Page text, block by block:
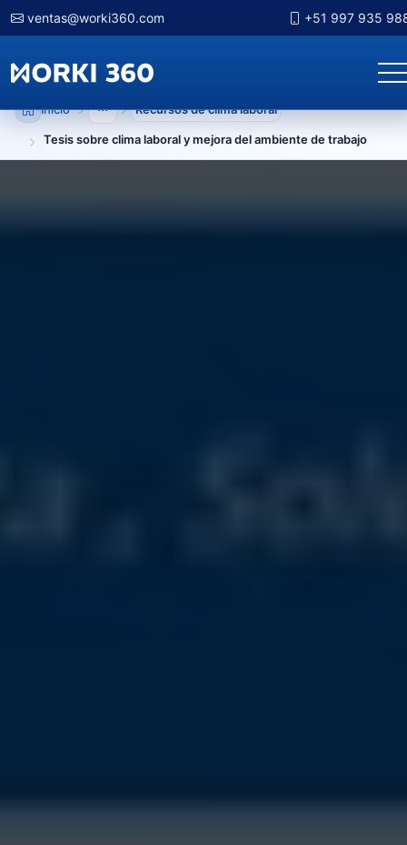
ventas@worki360.com +51 997 935
Inicio Mostrar niveles anteriores
Recursos de clima laboral
Tesis sobre clima laboral y mejora del ambiente de trabajo